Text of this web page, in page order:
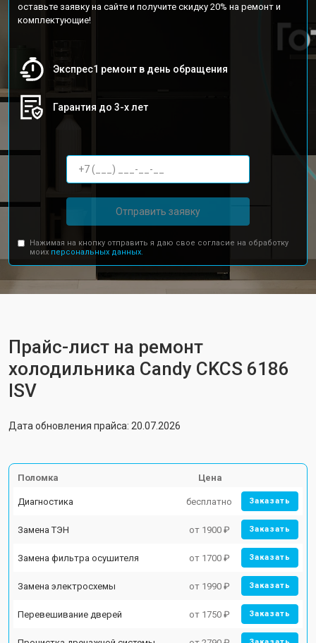
оставьте заявку на сайте и получите скидку 20% на ремонт и
комплектующие!
Экспрес1 ремонт в день обращения
Гарантия до 3-х лет
Отправить заявку
Нажимая на кнопку отправить я даю свое согласие на обработку
моих персональных данных.
Прайс-лист на ремонт
холодильника Candy CKCS 6186
ISV
Дата обновления прайса: 20.07.2026
Поломка Цена
Диагностика бесплатно Заказать
Замена ТЭН от 1900 ₽ Заказать
Замена фильтра осушителя от 1700 ₽ Заказать
Замена электросхемы от 1990 ₽ Заказать
Перевешивание дверей от 1750 ₽ Заказать